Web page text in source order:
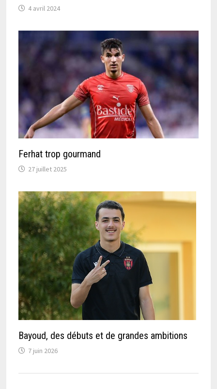
4 avril 2024
Ferhat trop gourmand
27 juillet 2025
Bayoud, des débuts et de grandes ambitions
7 juin 2026